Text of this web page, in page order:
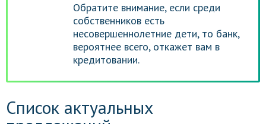
Обратите внимание, если среди
собственников есть
несовершеннолетние дети, то банк,
вероятнее всего, откажет вам в
кредитовании.
Список актуальных